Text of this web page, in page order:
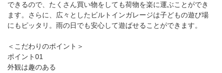
できるので、たくさん買い物をしても荷物を楽に運ぶことができ
ます。さらに、広々としたビルトインガレージは子どもの遊び場
にもピッタリ。雨の日でも安心して遊ばせることができます。
＜こだわりのポイント＞
ポイント01
外観は趣のある